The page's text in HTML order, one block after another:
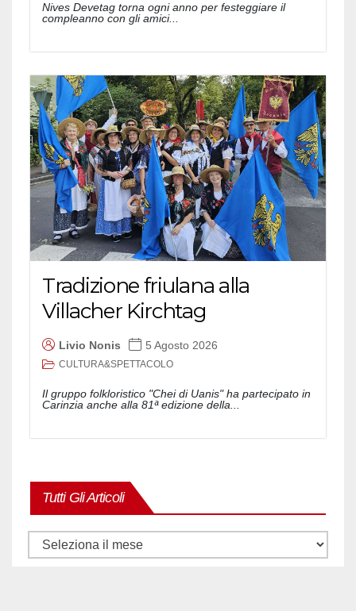
Nives Devetag torna ogni anno per festeggiare il
compleanno con gli amici...
Tradizione friulana alla
Villacher Kirchtag
Livio Nonis 5 Agosto 2026
CULTURA&SPETTACOLO
Il gruppo folkloristico "Chei di Uanis" ha partecipato in
Carinzia anche alla 81ª edizione della...
Tutti Gli Articoli
Tutti